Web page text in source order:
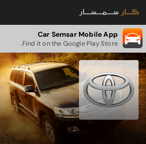
Car Semsar Mobile App
Find it on the Google Play Store.